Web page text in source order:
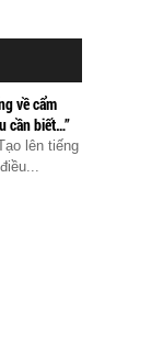
về cẩm
cần biết…”
lên tiếng